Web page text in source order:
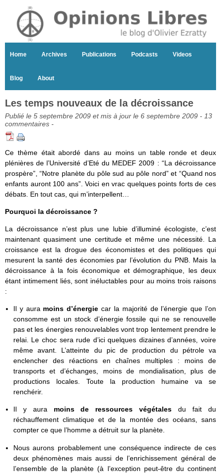
Home Archives Publications Podcasts Videos
Blog About
Les temps nouveaux de la décroissance
Publié le 5 septembre 2009 et mis à jour le 6 septembre 2009 - 13
commentaires -
Ce thème était abordé dans au moins un table ronde et deux
plénières de l’Université d’Eté du MEDEF 2009 : “La décroissance
prospère”, “Notre planète du pôle sud au pôle nord” et “Quand nos
enfants auront 100 ans”. Voici en vrac quelques points forts de ces
débats. En tout cas, qui m’interpellent…
Pourquoi la décroissance ?
La décroissance n’est plus une lubie d’illuminé écologiste, c’est
maintenant quasiment une certitude et même une nécessité. La
croissance est la drogue des économistes et des politiques qui
mesurent la santé des économies par l’évolution du PNB. Mais la
décroissance à la fois économique et démographique, les deux
étant intimement liés, sont inéluctables pour au moins trois raisons
:
Il y aura moins d’énergiecar la majorité de l’énergie que l’on
consomme est un stock d’énergie fossile qui ne se renouvelle
pas et les énergies renouvelables vont trop lentement prendre le
relai. Le choc sera rude d’ici quelques dizaines d’années, voire
même avant. L’atteinte du pic de production du pétrole va
enclencher des réactions en chaînes multiples : moins de
transports et d’échanges, moins de mondialisation, plus de
productions locales. Toute la production humaine va se
renchérir.
Il y aura moins de ressources végétalesdu fait du
réchauffement climatique et de la montée des océans, sans
compter ce que l’homme a détruit sur la planète.
Nous aurons probablement une conséquence indirecte de ces
deux phénomènes mais aussi de l’enrichissement général de
l’ensemble de la planète (à l’exception peut-être du continent